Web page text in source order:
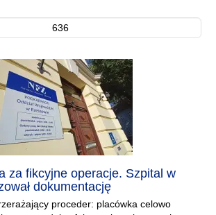
636
za fikcyjne operacje. Szpital w
dokumentację
proceder: placówka celowo